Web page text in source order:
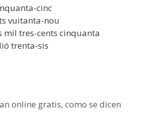
cinc
vuitanta-nou
mil tres-cents cinquanta
trenta-sis
online gratis,como se dicen